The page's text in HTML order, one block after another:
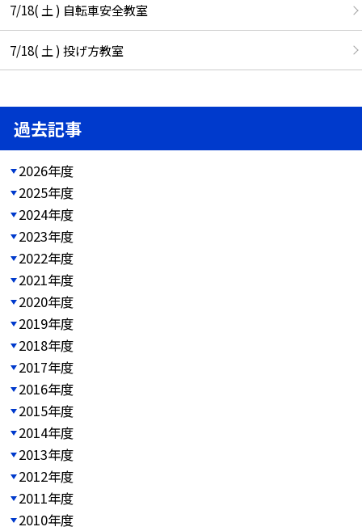
7/18( 土 ) 自転車安全教室
7/18( 土 ) 投げ方教室
過去記事
2026年度
2025年度
2024年度
2023年度
2022年度
2021年度
2020年度
2019年度
2018年度
2017年度
2016年度
2015年度
2014年度
2013年度
2012年度
2011年度
2010年度